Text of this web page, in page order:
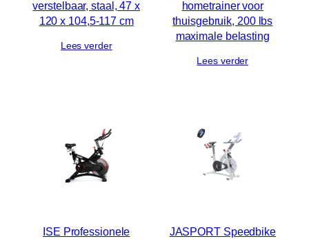
verstelbaar, staal, 47 x
120 x 104,5-117 cm
Lees verder
hometrainer voor
thuisgebruik, 200 lbs
maximale belasting
Lees verder
ISE Professionele
JASPORT Speedbike